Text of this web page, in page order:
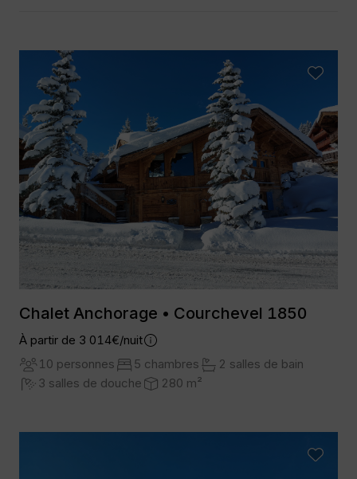
Chalet Anchorage • Courchevel 1850
À partir de 3 014€/nuit
10 personnes
5 chambres
2 salles de bain
3 salles de douche
280 m²